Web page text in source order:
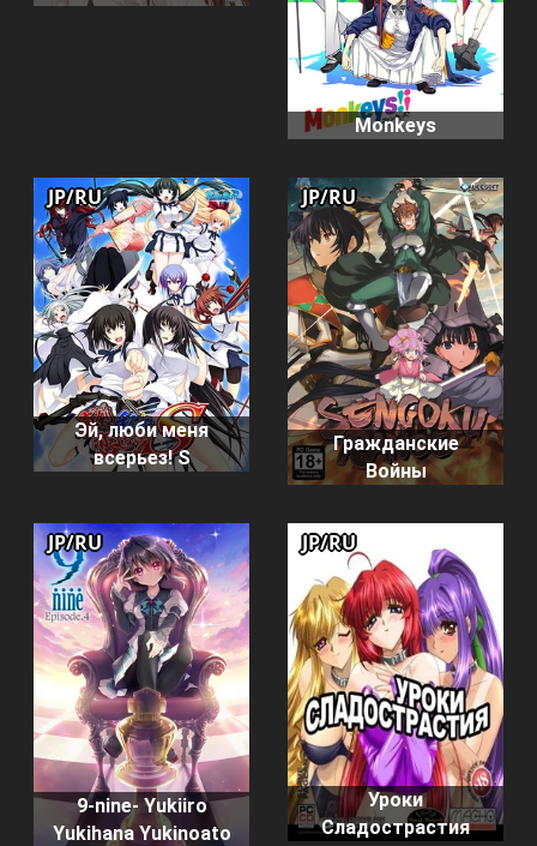
Monkeys
Эй, люби меня
всерьез! S
JP/RU
Гражданские
Войны
JP/RU
9-nine- Yukiiro
Yukihana Yukinoato
JP/RU
Уроки
Сладострастия
JP/RU